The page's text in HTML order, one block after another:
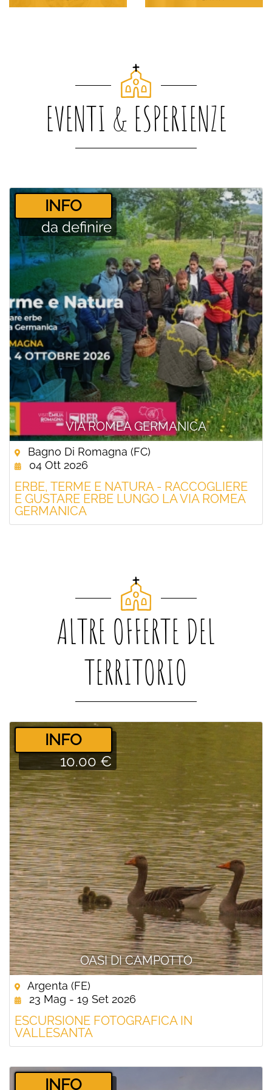
EVENTI & ESPERIENZE
VIA ROMEA GERMANICA
­INFO
da definire
Bagno Di Romagna (FC)
04 Ott 2026
ERBE, TERME E NATURA - RACCOGLIERE
E GUSTARE ERBE LUNGO LA VIA ROMEA
GERMANICA
ALTRE OFFERTE DEL
TERRITORIO
OASI DI CAMPOTTO
­INFO
10.00 €
Argenta (FE)
23 Mag - 19 Set 2026
ESCURSIONE FOTOGRAFICA IN
VALLESANTA
­INFO